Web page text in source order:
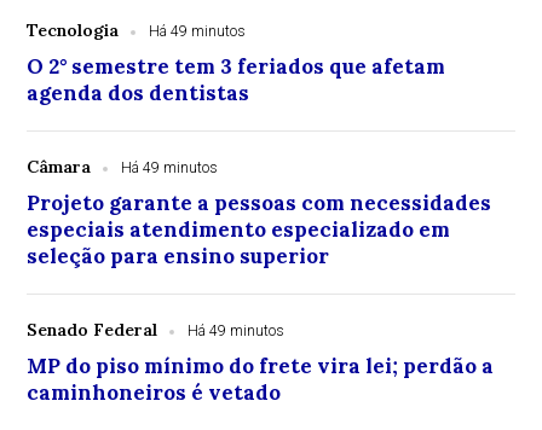
Tecnologia Há 49 minutos
O 2° semestre tem 3 feriados que afetam
agenda dos dentistas
Câmara Há 49 minutos
Projeto garante a pessoas com necessidades
especiais atendimento especializado em
seleção para ensino superior
Senado Federal Há 49 minutos
MP do piso mínimo do frete vira lei; perdão a
caminhoneiros é vetado